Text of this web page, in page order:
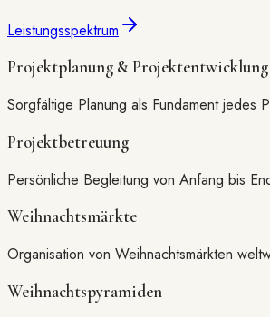
Leistungsspektrum
Projektplanung & Projektentwicklung
Sorgfältige Planung als Fundament jedes
Projektbetreuung
Persönliche Begleitung von Anfang bis
Weihnachtsmärkte
Organisation von Weihnachtsmärkten
Weihnachtspyramiden